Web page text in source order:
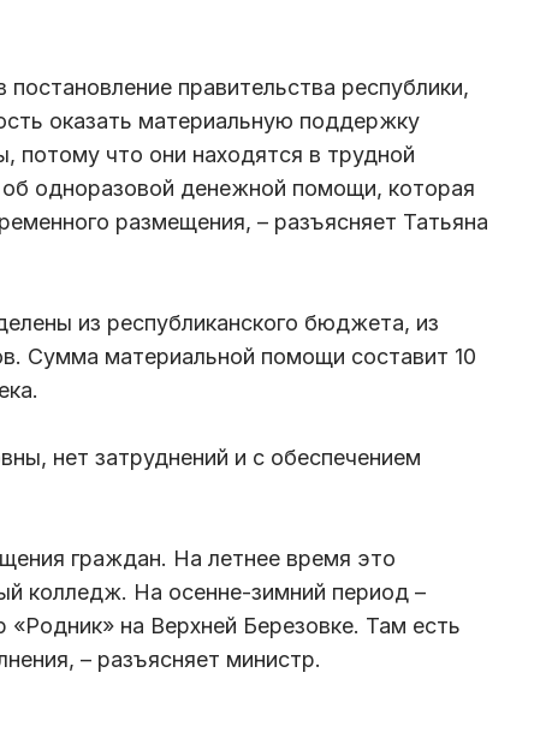
правительства республики,
оказать материальную поддержку
что они находятся в трудной
одноразовой денежной помощи, которая
размещения, – разъясняет Татьяна
из республиканского бюджета, из
Сумма материальной помощи составит 10
нет затруднений и с обеспечением
граждан. На летнее время это
колледж. На осенне-зимний период –
«Родник» на Верхней Березовке. Там есть
– разъясняет министр.